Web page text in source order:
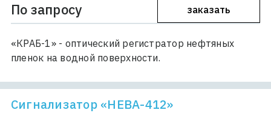
По запросу заказать
«КРАБ-1» - оптический регистратор нефтяных
пленок на водной поверхности.
Сигнализатор «НЕВА-412»